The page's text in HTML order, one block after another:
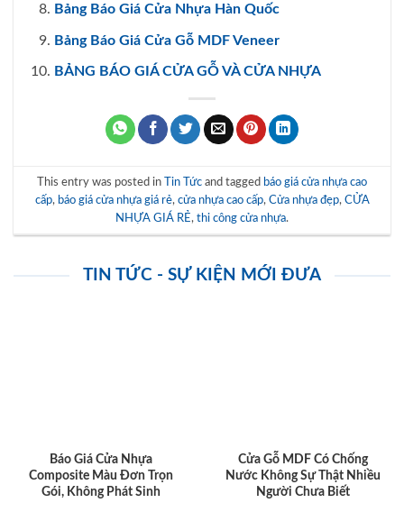
Bảng Báo Giá Cửa Nhựa Hàn Quốc
Bảng Báo Giá Cửa Gỗ MDF Veneer
BẢNG BÁO GIÁ CỬA GỖ VÀ CỬA NHỰA
This entry was posted in Tin Tức and tagged báo giá cửa nhựa cao
cấp, báo giá cửa nhựa giá rẻ, cửa nhựa cao cấp, Cửa nhựa đẹp, CỬA
NHỰA GIÁ RẺ , thi công cửa nhựa.
TIN TỨC - SỰ KIỆN MỚI ĐƯA
Báo Giá Cửa Nhựa
Composite Màu Đơn Trọn
Gói, Không Phát Sinh
Cửa Gỗ MDF Có Chống
Nước Không Sự Thật Nhiều
Người Chưa Biết